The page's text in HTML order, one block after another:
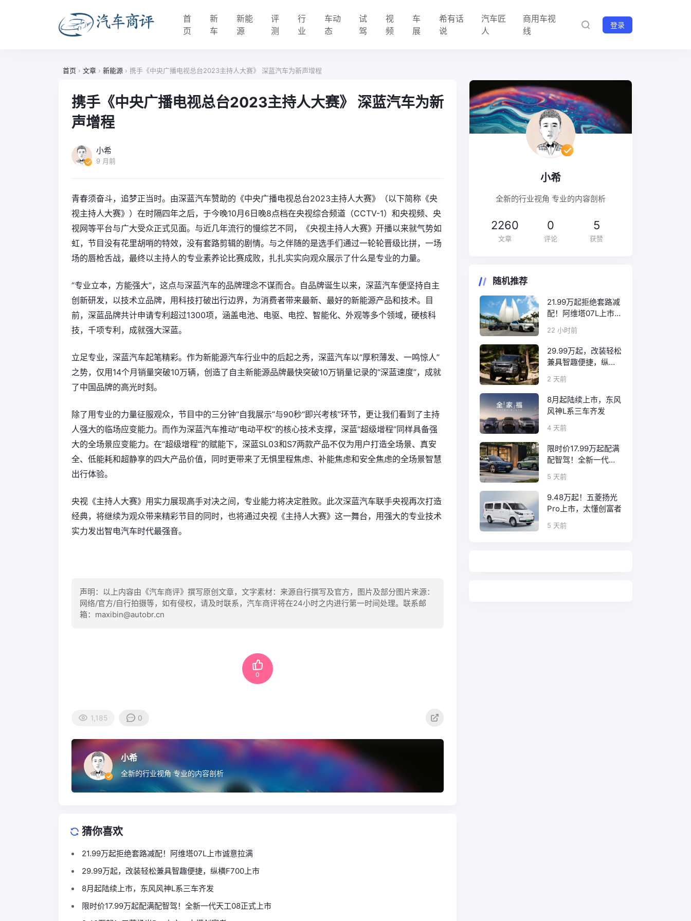
首
页
新
车
新能
源
评
测
行
业
车动
态
试
驾
视
频
车
展
希有话
说
汽车匠
人
商用车视
线
登录
首页 › 文章 › 新能源 › 携手《中央广播电视总台2023主持人大赛》 深蓝汽车为新声增程
携手《中央广播电视总台2023主持人大赛》 深蓝汽车为新
声增程
小希
9 月前
青春须奋斗，追梦正当时。由深蓝汽车赞助的《中央广播电视总台2023主持人大赛》（以下简称《央
视主持人大赛》）在时隔四年之后，于今晚10月6日晚8点档在央视综合频道（CCTV-1）和央视频、央
视网等平台与广大受众正式见面。与近几年流行的慢综艺不同，《央视主持人大赛》开播以来就气势如
虹，节目没有花里胡哨的特效，没有套路剪辑的剧情。与之伴随的是选手们通过一轮轮晋级比拼，一场
场的唇枪舌战，最终以主持人的专业素养论比赛成败，扎扎实实向观众展示了什么是专业的力量。
“专业立本，方能强大”，这点与深蓝汽车的品牌理念不谋而合。自品牌诞生以来，深蓝汽车便坚持自主
创新研发，以技术立品牌，用科技打破出行边界，为消费者带来最新、最好的新能源产品和技术。目
前，深蓝品牌共计申请专利超过1300项，涵盖电池、电驱、电控、智能化、外观等多个领域，硬核科
技，千项专利，成就强大深蓝。
立足专业，深蓝汽车起笔精彩。作为新能源汽车行业中的后起之秀，深蓝汽车以“厚积薄发、一鸣惊人”
之势，仅用14个月销量突破10万辆，创造了自主新能源品牌最快突破10万销量记录的“深蓝速度”，成就
了中国品牌的高光时刻。
除了用专业的力量征服观众，节目中的三分钟“自我展示”与90秒“即兴考核”环节，更让我们看到了主持
人强大的临场应变能力。而作为深蓝汽车推动“电动平权”的核心技术支撑，深蓝“超级增程”同样具备强
大的全场景应变能力。在“超级增程”的赋能下，深蓝SL03和S7两款产品不仅为用户打造全场景、真安
全、低能耗和超静享的四大产品价值，同时更带来了无惧里程焦虑、补能焦虑和安全焦虑的全场景智慧
出行体验。
央视《主持人大赛》用实力展现高手对决之间，专业能力将决定胜败。此次深蓝汽车联手央视再次打造
经典，将继续为观众带来精彩节目的同时，也将通过央视《主持人大赛》这一舞台，用强大的专业技术
实力发出智电汽车时代最强音。
声明：以上内容由《汽车商评》撰写原创文章，文字素材：来源自行撰写及官方，图片及部分图片来源：
网络/官方/自行拍摄等，如有侵权，请及时联系，汽车商评将在24小时之内进行第一时间处理。联系邮
箱：maxibin@autobr.cn
0
1,185 0
小希
全新的行业视角 专业的内容剖析
猜你喜欢
21.99万起拒绝套路减配！阿维塔07L上市诚意拉满
29.99万起，改装轻松兼具智趣便捷，纵横F700上市
8月起陆续上市，东风风神L系三车齐发
限时价17.99万起配满配智驾！全新一代天工08正式上市
小希
全新的行业视角 专业的内容剖析
2260
文章
0
评论
5
获赞
随机推荐
21.99万起拒绝套路减
配！阿维塔07L上市
诚意拉满
22 小时前
29.99万起，改装轻松
兼具智趣便捷，纵横
F700上市
2 天前
8月起陆续上市，东风
风神L系三车齐发
4 天前
限时价17.99万起配满
配智驾！全新一代天
工08正式上市
5 天前
9.48万起！五菱扬光
Pro上市，太懂创富者
5 天前